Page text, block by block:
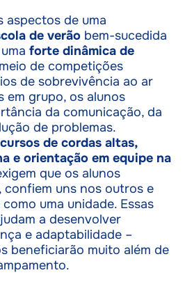
aspectos de uma
de verãobem-sucedida
forte dinâmica de
de competições
de sobrevivência ao ar
em grupo, os alunos
da comunicação, da
de problemas.
cursos de cordas altas,
e orientação em equipe na
que os alunos
uns nos outros e
uma unidade. Essas
a desenvolver
e adaptabilidade –
beneficiarão muito além de